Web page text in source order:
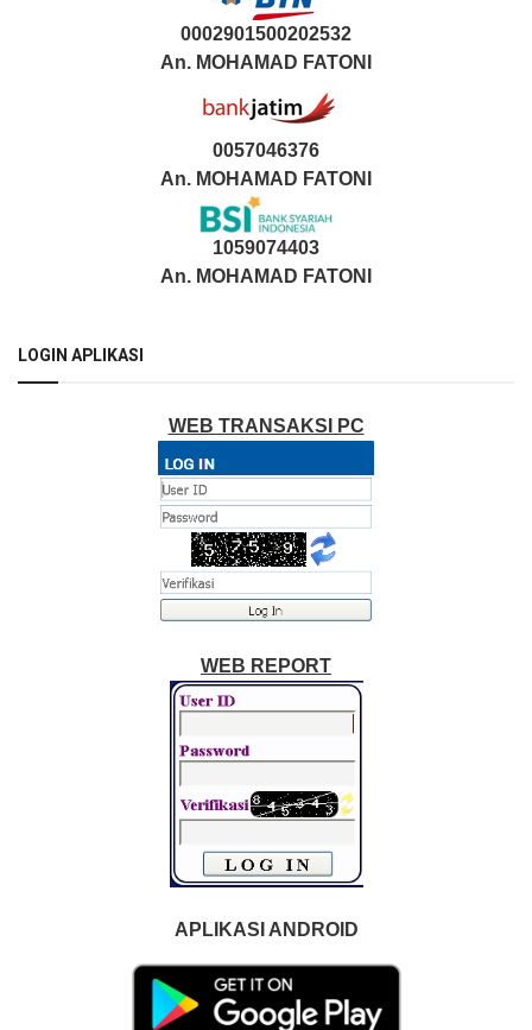
0002901500202532
An. MOHAMAD FATONI
0057046376
An. MOHAMAD FATONI
1059074403
An. MOHAMAD FATONI
LOGIN APLIKASI
WEB TRANSAKSI PC
WEB REPORT
APLIKASI ANDROID